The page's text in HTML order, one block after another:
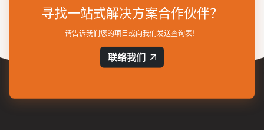
寻找一站式解决方案合作伙伴？
请告诉我们您的项目或向我们发送查询表！
联络我们